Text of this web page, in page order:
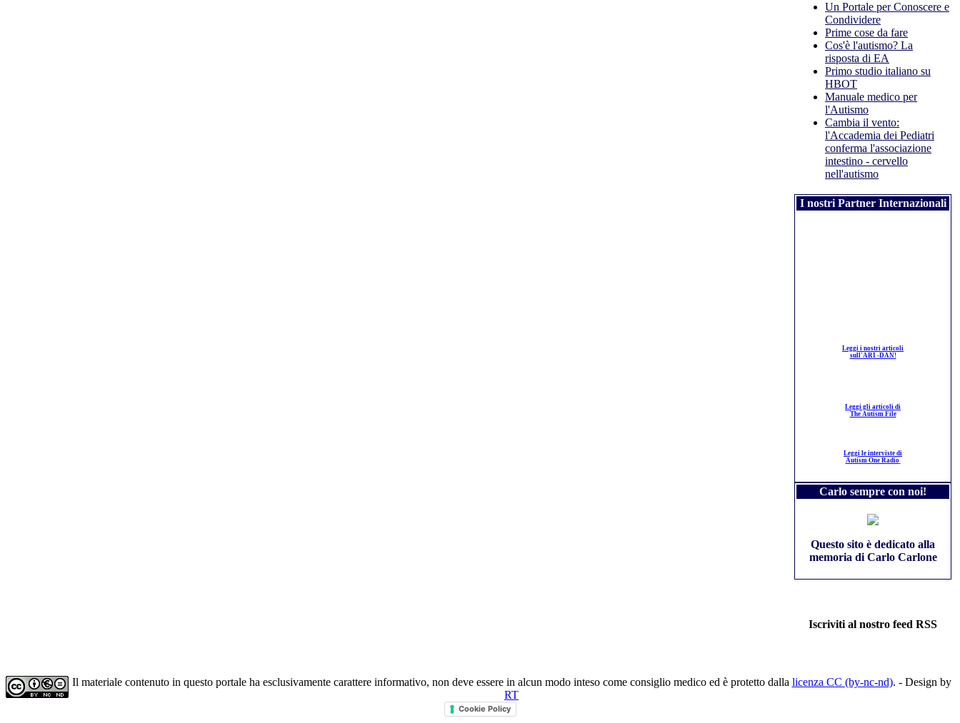
Un Portale per Conoscere e
Condividere
Prime cose da fare
Cos'è l'autismo? La
risposta di EA
Primo studio italiano su
HBOT
Manuale medico per
l'Autismo
Cambia il vento:
l'Accademia dei Pediatri
conferma l'associazione
intestino - cervello
nell'autismo
I nostri Partner Internazionali
Leggi i nostri articoli
sull'ARI -DAN!
Leggi gli articoli di
The Autism File
Leggi le interviste di
Autism One Radio
Carlo sempre con noi!
Questo sito è dedicato alla
memoria di Carlo Carlone
Iscriviti al nostro feed RSS
Il materiale contenuto in questo portale ha esclusivamente carattere informativo, non deve essere in alcun modo inteso come consiglio medico ed è protetto dalla licenza CC (by-nc-nd). - Design by
RT
Cookie Policy